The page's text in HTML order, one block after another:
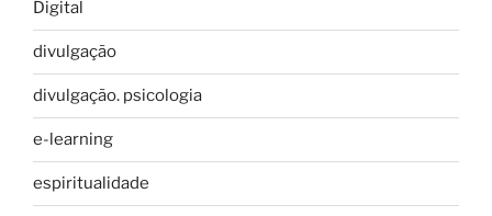
Digital
divulgação
divulgação. psicologia
e-learning
espiritualidade